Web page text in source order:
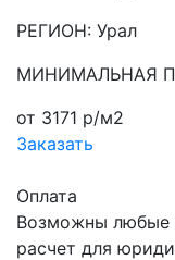
РЕГИОН: Урал
МИНИМАЛЬНАЯ
от 3171 р/м2
Заказать
Оплата
Возможны любые
расчет для